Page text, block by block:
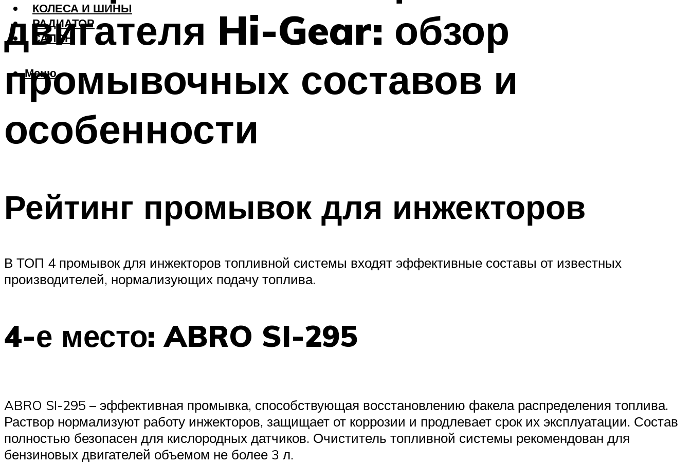
КОЛЕСА И ШИНЫ
РАДИАТОР
САЛОН
Меню
двигателя Hi-Gear: обзор
промывочных составов и
особенности
Рейтинг промывок для инжекторов
В ТОП 4 промывок для инжекторов топливной системы входят эффективные составы от известных
производителей, нормализующих подачу топлива.
4-е место: ABRO SI-295
ABRO SI-295 – эффективная промывка, способствующая восстановлению факела распределения топлива.
Раствор нормализуют работу инжекторов, защищает от коррозии и продлевает срок их эксплуатации. Состав
полностью безопасен для кислородных датчиков. Очиститель топливной системы рекомендован для
бензиновых двигателей объемом не более 3 л.